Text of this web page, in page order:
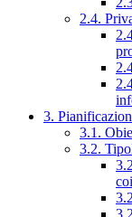
2.4.
3.
3.1.
3.2.